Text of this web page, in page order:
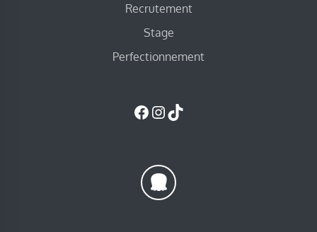
Recrutement
Stage
Perfectionnement
Facebook
Instagram
TikTok